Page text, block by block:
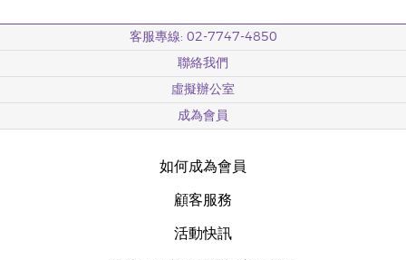
客服專線: 02-7747-4850
聯絡我們
虛擬辦公室
成為會員
如何成為會員
顧客服務
活動快訊